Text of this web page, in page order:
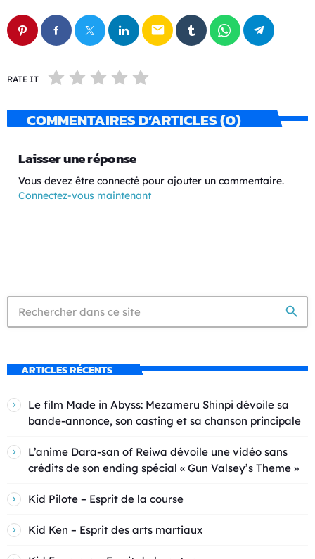
email
RATE IT
COMMENTAIRES D’ARTICLES (0)
Laisser une réponse
Vous devez être connecté pour ajouter un commentaire.
Connectez-vous maintenant
search
ARTICLES RÉCENTS
Le film Made in Abyss: Mezameru Shinpi dévoile sa
bande-annonce, son casting et sa chanson principale
L’anime Dara-san of Reiwa dévoile une vidéo sans
crédits de son ending spécial « Gun Valsey’s Theme »
Kid Pilote – Esprit de la course
Kid Ken – Esprit des arts martiaux